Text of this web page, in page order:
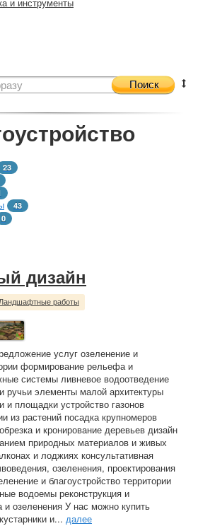
Поиск
23
43
0
дизайн
Ландшафтные работы
услуг озеленение и
формирование рельефа и
системы ливневое водоотведение
ручьи элементы малой архитектуры
площадки устройство газонов
из растений посадка крупномеров
и кронирование деревьев дизайн
природных материалов и живых
и лоджиях консультативная
озеленения, проектирования
и благоустройство территории
водоемы реконструкция и
озеленения У нас можно купить
и... далее